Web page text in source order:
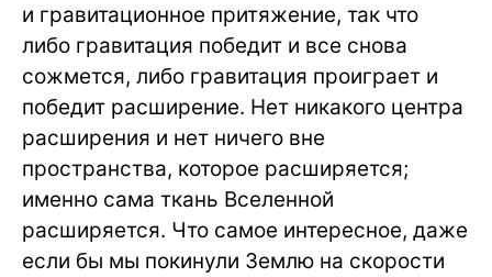
и гравитационное притяжение, так что
либо гравитация победит и все снова
сожмется, либо гравитация проиграет и
победит расширение. Нет никакого центра
расширения и нет ничего вне
пространства, которое расширяется;
именно сама ткань Вселенной
расширяется. Что самое интересное, даже
если бы мы покинули Землю на скорости